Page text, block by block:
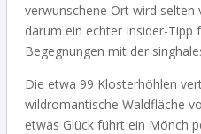
verwunschene Ort wird
darum ein echter Insider-Tipp
Begegnungen mit der
Die etwa 99 Klosterhöhlen
wildromantische Waldfläche
etwas Glück führt ein Mönch